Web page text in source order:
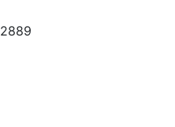
2889